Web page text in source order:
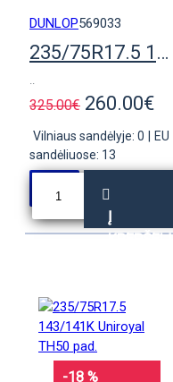
DUNLOP569033
235/75R17.5 132/130M Dunlop SP346 pad.
..
325.00€ 260.00€
Vilniaus sandėlyje: 0
EU
sandėliuose: 13
Į
KREPŠELĮ
-18 %